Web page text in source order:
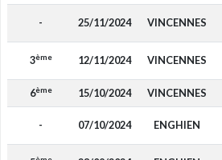
- 25/11/2024 VINCENNES
3ème 12/11/2024 VINCENNES
6ème 15/10/2024 VINCENNES
- 07/10/2024 ENGHIEN